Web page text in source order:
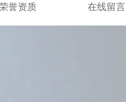
誉资质 在线留言